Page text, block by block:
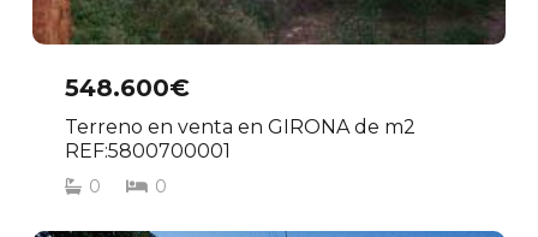
548.600€
Terreno en venta en GIRONA de m2
REF:5800700001
0 0